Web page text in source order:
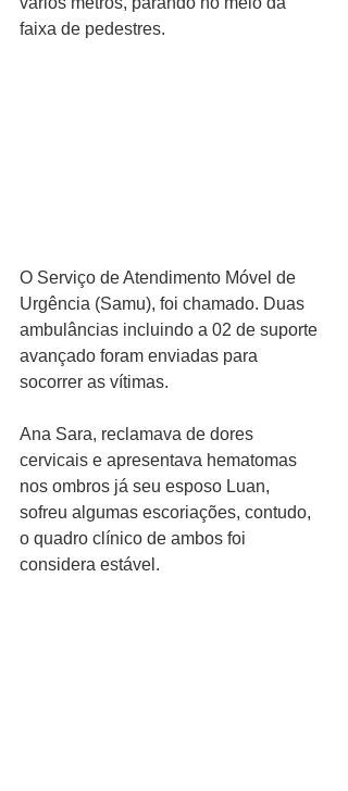
faixa de pedestres.
O Serviço de Atendimento Móvel de
Urgência (Samu), foi chamado. Duas
ambulâncias incluindo a 02 de suporte
avançado foram enviadas para
socorrer as vítimas.
Ana Sara, reclamava de dores
cervicais e apresentava hematomas
nos ombros já seu esposo Luan,
sofreu algumas escoriações, contudo,
o quadro clínico de ambos foi
considera estável.